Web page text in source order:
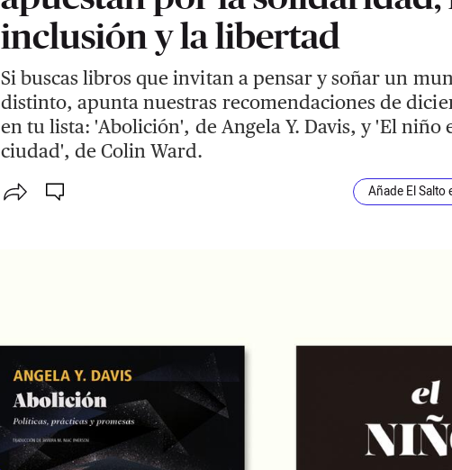
inclusión y la libertad
Si buscas libros que invitan a pensar y soñar un
distinto, apunta nuestras recomendaciones de
en tu lista: 'Abolición', de Angela Y. Davis, y 'El niño
ciudad', de Colin Ward.
Añade El Salto